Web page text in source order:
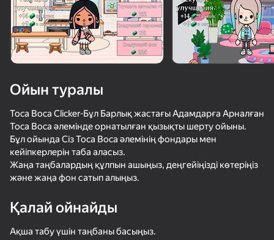
Ойын тек көлденең
бағдарда ғана істейді
Ойын туралы
Toca Boca Clicker-Бұл Барлық жастағы Адамдарға Арналған
Toca Boca әлемінде орнатылған қызықты шерту ойыны.
Бұл ойында Сіз Toca Boca әлемінің фондары мен
кейіпкерлерін таба аласыз.
Жаңа таңбалардың құлпын ашыңыз, деңгейіңізді көтеріңіз
және жаңа фон сатып алыңыз.
Қалай ойнайды
Ақша табу үшін таңбаны басыңыз.